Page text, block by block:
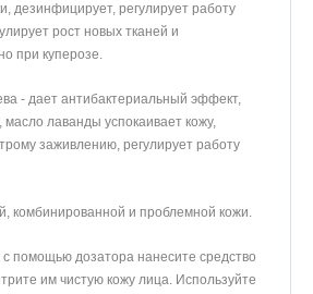
дезинфицирует, регулирует работу
рост новых тканей и
при куперозе.
- дает антибактериальный эффект,
лаванды успокаивает кожу,
заживлению, регулирует работу
комбинированной и проблемной кожи.
помощью дозатора нанесите средство
им чистую кожу лица. Используйте